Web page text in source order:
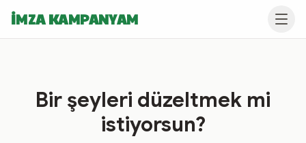
İMZA KAMPANYAM
Bir şeyleri düzeltmek mi
istiyorsun?